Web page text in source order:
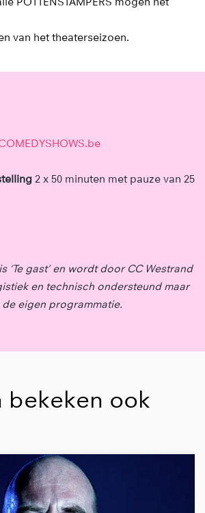
van het theaterseizoen.
2 x 50 minuten met pauze van 25
‘Te gast’ en wordt door CC Westrand
en technisch ondersteund maar
eigen programmatie.
bekeken ook